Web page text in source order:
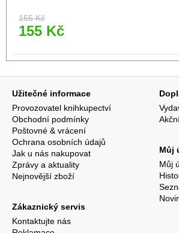
165 Kč
155 Kč
Užitečné informace
Provozovatel knihkupectví
Obchodní podmínky
Poštovné & vrácení
Ochrana osobních údajů
Jak u nás nakupovat
Zprávy a aktuality
Nejnovější zboží
Zákaznický servis
Kontaktujte nás
Můj
Můj